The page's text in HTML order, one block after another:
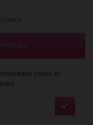
cours et
: